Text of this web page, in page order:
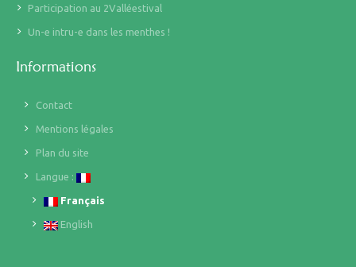
Participation au 2Valléestival
Un-e intru-e dans les menthes !
Informations
Contact
Mentions légales
Plan du site
Langue :
Français
English